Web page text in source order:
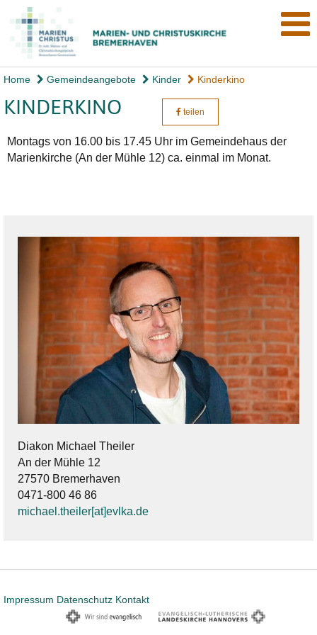
Home Gemeindeangebote Kinder Kinderkino
KINDERKINO teilen
Montags von 16.00 bis 17.45 Uhr im Gemeindehaus der
Marienkirche (An der Mühle 12) ca. einmal im Monat.
Diakon Michael Theiler
An der Mühle 12
27570 Bremerhaven
0471-800 46 86
michael.theiler[at]evlka.de
Impressum Datenschutz Kontakt